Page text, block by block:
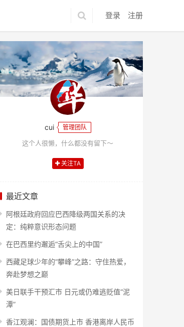
登录 注册
cui 管理团队
这个人很懒，什么都没有留下～
关注TA
最近文章
阿根廷政府回应巴西降级两国关系的决
定：纯粹意识形态问题
在巴西里约邂逅“舌尖上的中国”
西藏足球少年的“攀峰”之路：守住热爱，
奔赴梦想之巅
美日联手干预汇市 日元或仍难逃贬值“泥
潭”
香江观澜：国债期货上市 香港离岸人民币